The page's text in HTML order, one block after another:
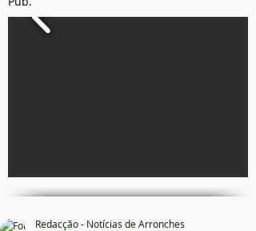
Redacção - Notícias de Arronches